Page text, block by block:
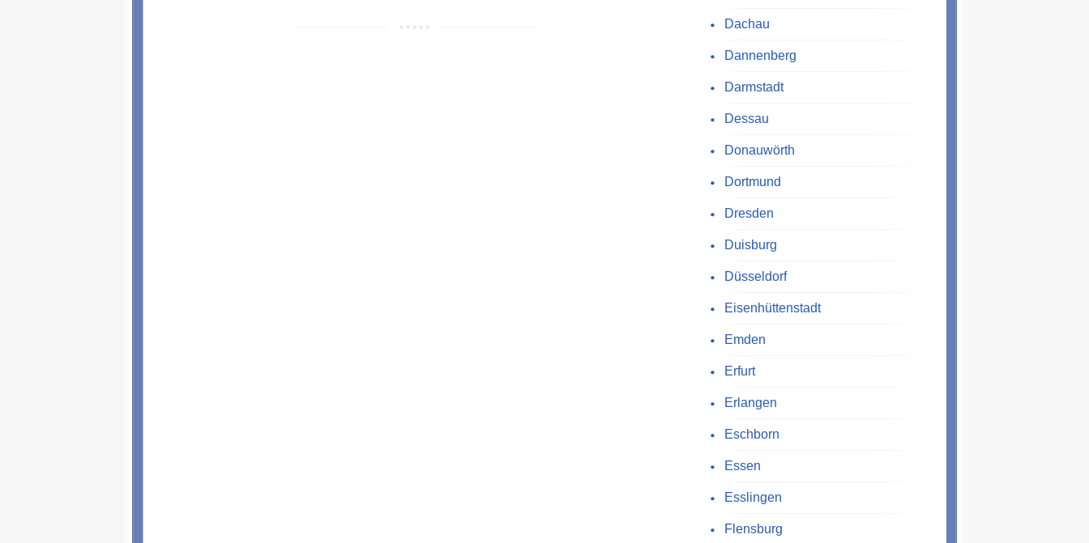
Dachau
Dannenberg
Darmstadt
Dessau
Donauwörth
Dortmund
Dresden
Duisburg
Düsseldorf
Eisenhüttenstadt
Emden
Erfurt
Erlangen
Eschborn
Essen
Esslingen
Flensburg